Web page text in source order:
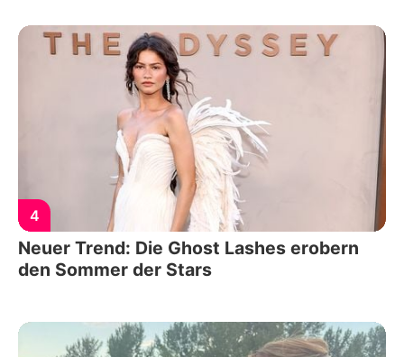
4
Neuer Trend: Die Ghost Lashes erobern
den Sommer der Stars